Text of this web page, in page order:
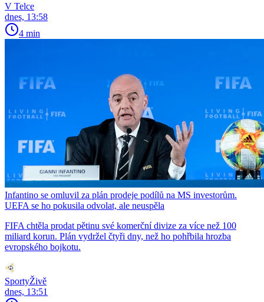
V Telce
dnes, 13:58
4 min
Infantino se omluvil za plán prodeje podílů na MS investorům.
UEFA se ho pokusila odvolat, ale neuspěla
FIFA chtěla prodat pětinu své komerční divize za více než 100
miliard korun. Plán vydržel čtyři dny, než ho pohřbila hrozba
evropského bojkotu.
SportyŽivě
dnes, 13:51